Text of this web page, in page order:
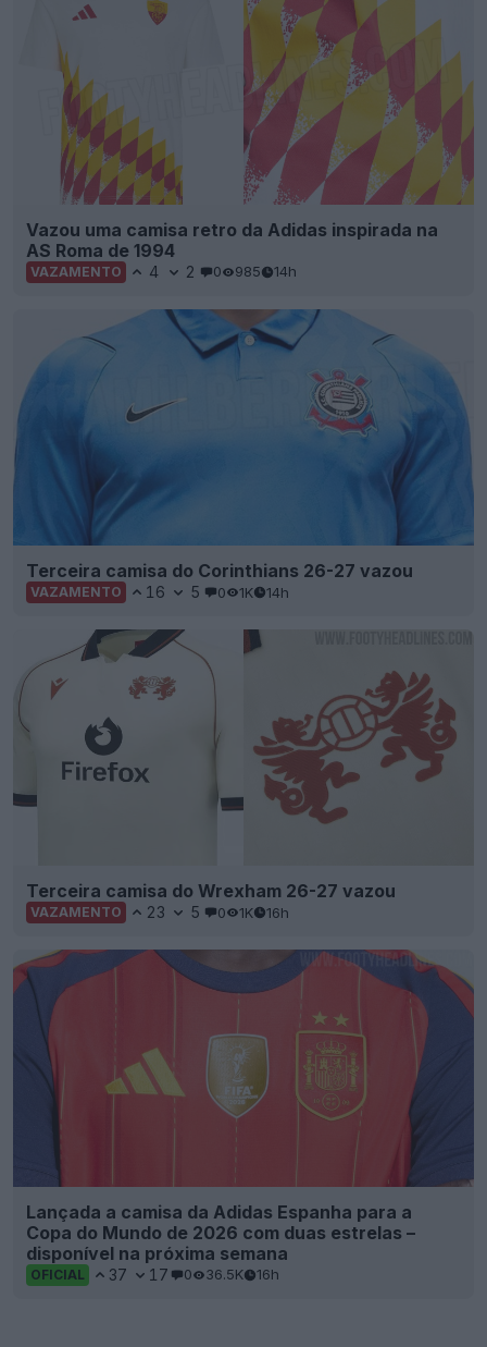
Vazou uma camisa retro da Adidas inspirada na
AS Roma de 1994
VAZAMENTO 4 2 0 985 14h
Terceira camisa do Corinthians 26-27 vazou
VAZAMENTO 16 5 0 1K 14h
Terceira camisa do Wrexham 26-27 vazou
VAZAMENTO 23 5 0 1K 16h
Lançada a camisa da Adidas Espanha para a
Copa do Mundo de 2026 com duas estrelas –
disponível na próxima semana
OFICIAL 37 17 0 36.5K 16h